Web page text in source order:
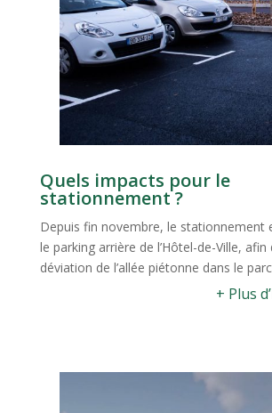
Quels impacts pour le
stationnement ?
Depuis fin novembre, le stationnement
le parking arrière de l’Hôtel-de-Ville, afin
déviation de l’allée piétonne dans le
+ Plus